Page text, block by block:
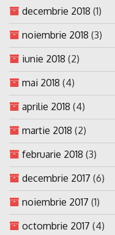
decembrie 2018 (1)
noiembrie 2018 (3)
iunie 2018 (2)
mai 2018 (4)
aprilie 2018 (4)
martie 2018 (2)
februarie 2018 (3)
decembrie 2017 (6)
noiembrie 2017 (1)
octombrie 2017 (4)